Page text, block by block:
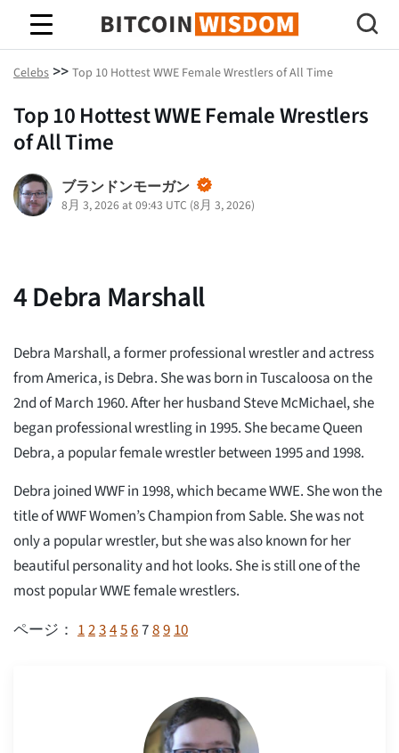
ビットコインの知恵
Celebs >> Top 10 Hottest WWE Female Wrestlers of All Time
Top 10 Hottest WWE Female Wrestlers
of All Time
ブランドンモーガン
8月 3, 2026 at 09:43 UTC (8月 3, 2026)
4Debra Marshall
Debra Marshall, a former professional wrestler and actress
from America, is Debra. She was born in Tuscaloosa on the
2nd of March 1960. After her husband Steve McMichael, she
began professional wrestling in 1995. She became Queen
Debra, a popular female wrestler between 1995 and 1998.
Debra joined WWF in 1998, which became WWE. She won the
title of WWF Women’s Champion from Sable. She was not
only a popular wrestler, but she was also known for her
beautiful personality and hot looks. She is still one of the
most popular WWE female wrestlers.
ページ： 12345678910